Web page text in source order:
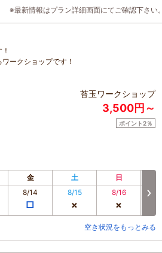
※最新情報はプラン詳細画面にてご確認下さい。
ークショップです！
苔玉ワークショップ
3,500円～
ポイント2％
金 土 日
8/14
□
8/15
×
8/16
×
空き状況をもっとみる